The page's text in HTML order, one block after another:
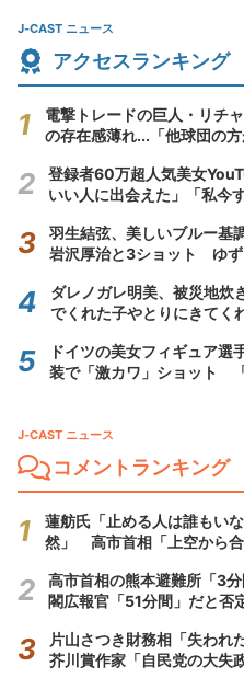
J-CAST ニュース
アクセスランキング
電撃トレードの巨人・リチ
の存在感薄れ...「他球団の
登録者60万超人気美女
いい人に出会えた」「私今
羽生結弦、美しいブルー基
岩沢厚治と3ショット ゆ
ダレノガレ明美、被災地炊
でくれた子やとりにきてく
ドイツの美女フィギュア
装で「激カワ」ショット
J-CAST ニュース
コメントランキング
蓮舫氏「止める人は誰もい
然」 高市首相「上空から
高市首相の熊本避難所「3
閣広報官「51分間」だと否
片山さつき財務相「失わ
芥川賞作家「自民党の大失